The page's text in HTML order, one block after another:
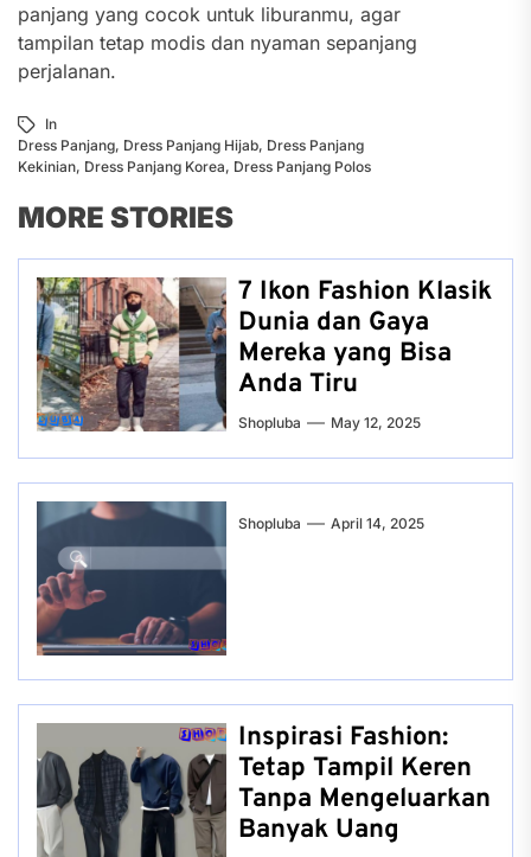
panjang yang cocok untuk liburanmu, agar
tampilan tetap modis dan nyaman sepanjang
perjalanan.
In
Dress Panjang, Dress Panjang Hijab, Dress Panjang
Kekinian, Dress Panjang Korea, Dress Panjang Polos
MORE STORIES
7 Ikon Fashion Klasik
Dunia dan Gaya
Mereka yang Bisa
Anda Tiru
Shopluba May 12, 2025
Shopluba April 14, 2025
Inspirasi Fashion:
Tetap Tampil Keren
Tanpa Mengeluarkan
Banyak Uang